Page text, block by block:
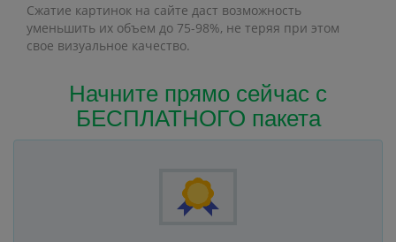
Сжатие картинок на сайте даст возможность
уменьшить их объем до 75-98%, не теряя при этом
свое визуальное качество.
Начните прямо сейчас с
БЕСПЛАТНОГО пакета